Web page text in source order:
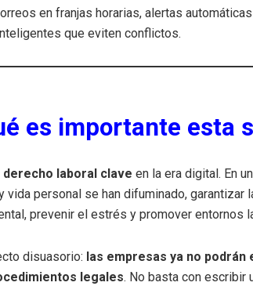
en franjas horarias, alertas
que eviten conflictos.
es importante esta
laboral clave en la era digital. En
vida personal se han difuminado, garantizar
prevenir el estrés y promover entornos
disuasorio: las empresas ya no podrán
legales. No basta con escribir